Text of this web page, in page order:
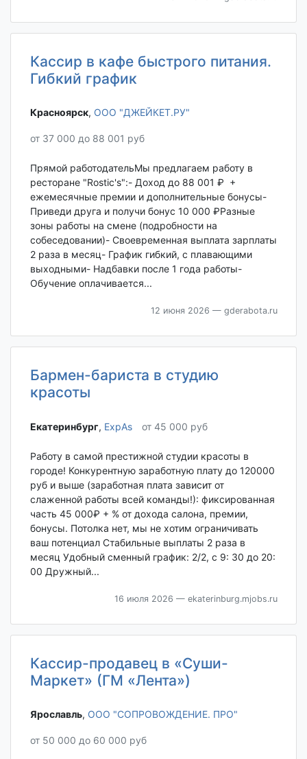
Кассир в кафе быстрого питания.
Гибкий график
Красноярск‎, ООО "ДЖЕЙКЕТ.РУ"
от 37 000 до 88 001 руб
Прямой работодательМы предлагаем работу в
ресторане "Rostic's":- Доход до 88 001 ₽ +
ежемесячные премии и дополнительные бонусы-
Приведи друга и получи бонус 10 000 ₽Разные
зоны работы на смене (подробности на
собеседовании)- Своевременная выплата зарплаты
2 раза в месяц- График гибкий, с плавающими
выходными- Надбавки после 1 года работы-
Обучение оплачивается...
12 июня 2026 — gderabota.ru
Бармен-бариста в студию
красоты
Екатеринбург‎, ExpAs от 45 000 руб
Работу в самой престижной студии красоты в
городе! Конкурентную заработную плату до 120000
руб и выше (заработная плата зависит от
слаженной работы всей команды!): фиксированная
часть 45 000₽ + % от дохода салона, премии,
бонусы. Потолка нет, мы не хотим ограничивать
ваш потенциал Стабильные выплаты 2 раза в
месяц Удобный сменный график: 2/2, с 9: 30 до 20:
00 Дружный...
16 июля 2026 — ekaterinburg.mjobs.ru
Кассир-продавец в «Суши-
Маркет» (ГМ «Лента»)
Ярославль‎, ООО "СОПРОВОЖДЕНИЕ. ПРО"
от 50 000 до 60 000 руб